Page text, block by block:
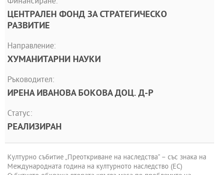
ЦЕНТРАЛЕН ФОНД ЗА СТРАТЕГИЧЕСКО
РАЗВИТИЕ
Направление:
ХУМАНИТАРНИ НАУКИ
Ръководител:
ИРЕНА ИВАНОВА БОКОВА ДОЦ. Д-Р
Статус:
РЕАЛИЗИРАН
Културно събитие „Преоткриване на наследства“ – със знака на
Международната година на културното наследство (ЕС)